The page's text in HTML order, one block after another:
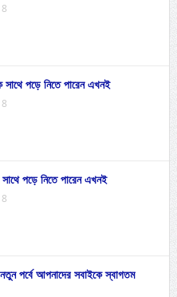
পড়ে নিতে পারেন এখনই
পড়ে নিতে পারেন এখনই
পর্বে আপনাদের সবাইকে স্বাগতম